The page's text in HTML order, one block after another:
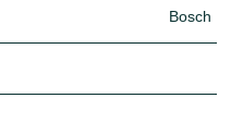
Bosch